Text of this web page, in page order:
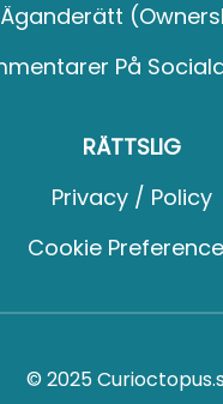
Äganderätt
På
RÄTTSLIG
Privacy / Policy
Cookie
© 2025